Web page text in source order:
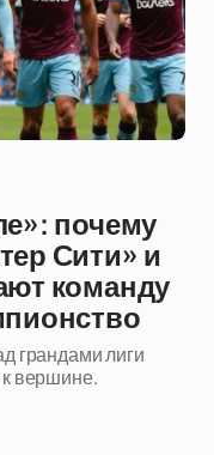
почему
Сити» и
команду
грандами лиги
вершине.